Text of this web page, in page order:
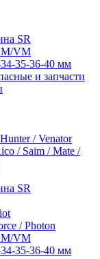
SR
VM
35-36-40 мм
и запчасти
/ Venator
/ Saim / Mate /
SR
/ Photon
VM
35-36-40 мм